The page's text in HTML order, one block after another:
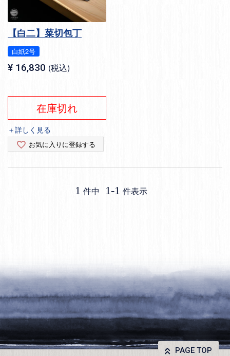
【白二】菜切包丁
白紙2号
¥ 16,830 税込
在庫切れ
＋詳しく見る
お気に入りに登録する
1 件中 1-1 件表示
PAGE TOP